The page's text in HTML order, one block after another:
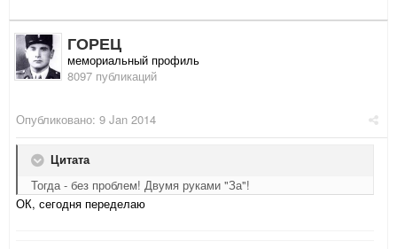
ГОРЕЦ
мемориальный профиль
8097 публикаций
Опубликовано: 9 Jan 2014
Цитата
Тогда - без проблем! Двумя руками "За"!
ОК, сегодня переделаю